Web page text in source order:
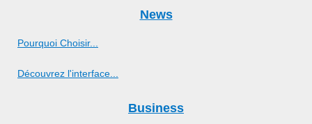
News
Pourquoi Choisir...
Découvrez l'interface...
Business